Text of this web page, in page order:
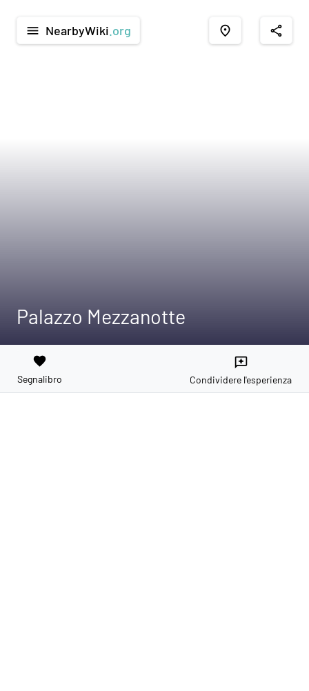
menu NearbyWiki .org place share
Palazzo Mezzanotte
favorite
Segnalibro
reviews
Condividere l'esperienza